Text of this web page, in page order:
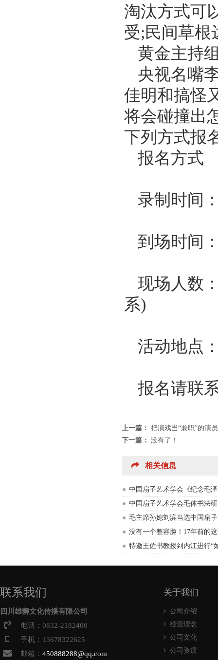
淘汰方式可
受;民间草根
黄金主持
央视名嘴
佳明和搞怪
将会碰撞出
下列方式报
报名方式
录制时间
到场时间
现场人数
系)
活动地点
报名请联
上一篇： 把演戏当“兼职”的演
下一篇： 没有了！
相关信息
中国扇子艺术学会《纪念毛
中国扇子艺术学会毛体书法
毛主席孙媳刘滨当选中国扇
没有一个整容脸！17年前的
特邀王佐书教授到内江进行“
联系我们
四川雄狮文化传播有限公司
电话：0832-2182400
手机：13678322625
邮箱： 450888288@qq.com
关于我们
公司介绍
经营理念
公司文化
公司资质